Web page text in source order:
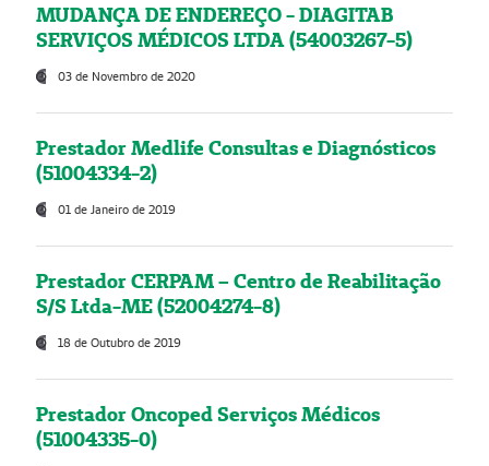
MUDANÇA DE ENDEREÇO - DIAGITAB
SERVIÇOS MÉDICOS LTDA (54003267-5)
03 de Novembro de 2020
Prestador Medlife Consultas e Diagnósticos
(51004334-2)
01 de Janeiro de 2019
Prestador CERPAM – Centro de Reabilitação
S/S Ltda-ME (52004274-8)
18 de Outubro de 2019
Prestador Oncoped Serviços Médicos
(51004335-0)